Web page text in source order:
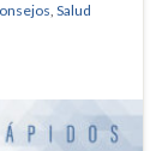
, Salud